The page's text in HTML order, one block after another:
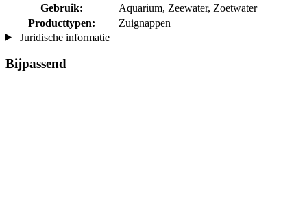
Gebruik:
Aquarium, Zeewater, Zoetwater
Producttypen:
Zuignappen
Juridische informatie
Bijpassend